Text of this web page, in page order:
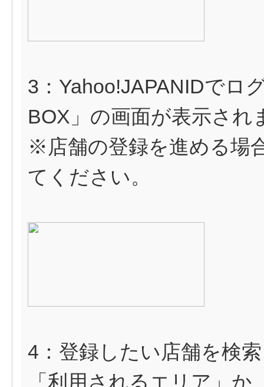
3：Yahoo!JAPANIDで
BOX」の画面が表示され
※店舗の登録を進める場
てください。
4：登録したい店舗を検
「利用されるエリア」